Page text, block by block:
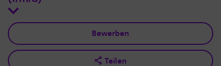
Bewerben
Teilen